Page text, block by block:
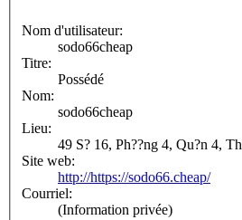
Nom d'utilisateur:
sodo66cheap
Titre:
Possédé
Nom:
sodo66cheap
Lieu:
49 S? 16, Ph??ng 4, Qu?n 4, Th
Site web:
http://https://sodo66.cheap/
Courriel:
(Information privée)